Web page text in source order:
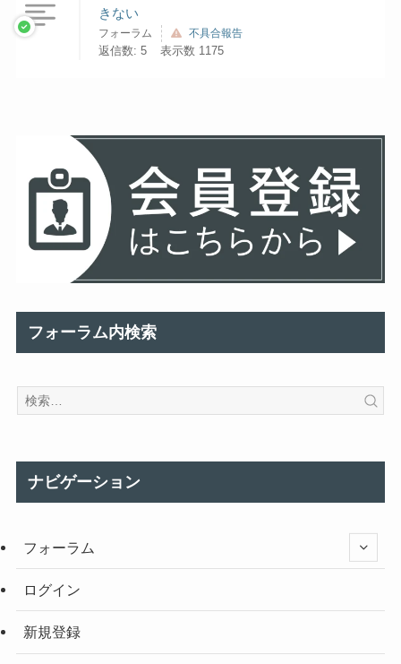
きない
フォーラム 不具合報告
返信数: 5 表示数 1175
フォーラム内検索
ナビゲーション
フォーラム
ログイン
新規登録